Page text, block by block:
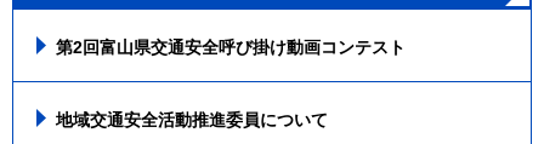
第2回富山県交通安全呼び掛け動画コンテスト
地域交通安全活動推進委員について